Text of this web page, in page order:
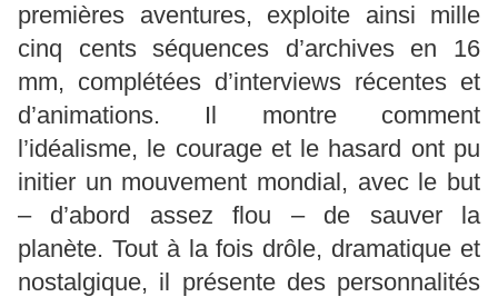
premières aventures, exploite ainsi mille
cinq cents séquences d’archives en 16
mm, complétées d’interviews récentes et
d’animations. Il montre comment
l’idéalisme, le courage et le hasard ont pu
initier un mouvement mondial, avec le but
– d’abord assez flou – de sauver la
planète. Tout à la fois drôle, dramatique et
nostalgique, il présente des personnalités